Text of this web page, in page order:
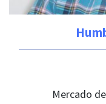
Mercado